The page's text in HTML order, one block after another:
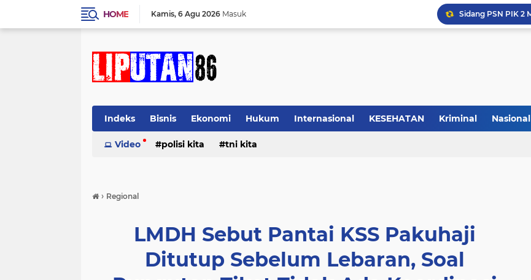
HOME Kamis 6 Agu 2026 Masuk
Indeks Bisnis Ekonomi Hukum Internasional KESEHATAN Kriminal Nasional
Video polisi kita tni kita
› Regional
LMDH Sebut Pantai KSS Pakuhaji
Ditutup Sebelum Lebaran, Soal